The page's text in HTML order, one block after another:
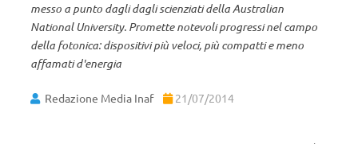
messo a punto dagli dagli scienziati della Australian
National University. Promette notevoli progressi nel campo
della fotonica: dispositivi più veloci, più compatti e meno
affamati d'energia
Redazione Media Inaf 21/07/2014